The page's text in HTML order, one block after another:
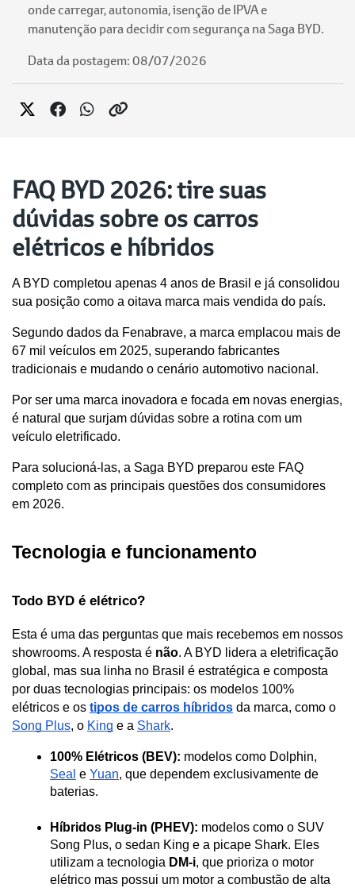
onde carregar, autonomia, isenção de IPVA e
manutenção para decidir com segurança na Saga BYD.
Data da postagem: 08/07/2026
FAQ BYD 2026: tire suas
dúvidas sobre os carros
elétricos e híbridos
A BYD completou apenas 4 anos de Brasil e já consolidou
sua posição como a oitava marca mais vendida do país.
Segundo dados da Fenabrave, a marca emplacou mais de
67 mil veículos em 2025, superando fabricantes
tradicionais e mudando o cenário automotivo nacional.
Por ser uma marca inovadora e focada em novas energias,
é natural que surjam dúvidas sobre a rotina com um
veículo eletrificado.
Para solucioná-las, a Saga BYD preparou este FAQ
completo com as principais questões dos consumidores
em 2026.
Tecnologia e funcionamento
Todo BYD é elétrico?
Esta é uma das perguntas que mais recebemos em nossos
showrooms. A resposta é não. A BYD lidera a eletrificação
global, mas sua linha no Brasil é estratégica e composta
por duas tecnologias principais: os modelos 100%
elétricos e os tipos de carros híbridos
Song Plus, o King e a Shark.
100% Elétricos (BEV):
Seal e Yuan, que dependem exclusivamente de
baterias.
Híbridos Plug-in (PHEV): modelos como o SUV
Song Plus, o sedan King e a picape Shark. Eles
utilizam a tecnologia DM-i, que prioriza o motor
elétrico mas possui um motor a combustão de alta